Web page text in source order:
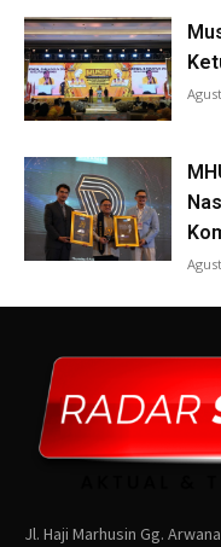
Jl. Haji Marhusin Gg.